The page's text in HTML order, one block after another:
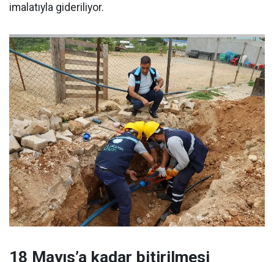
imalatıyla gideriliyor.
18 Mayıs’a kadar bitirilmesi